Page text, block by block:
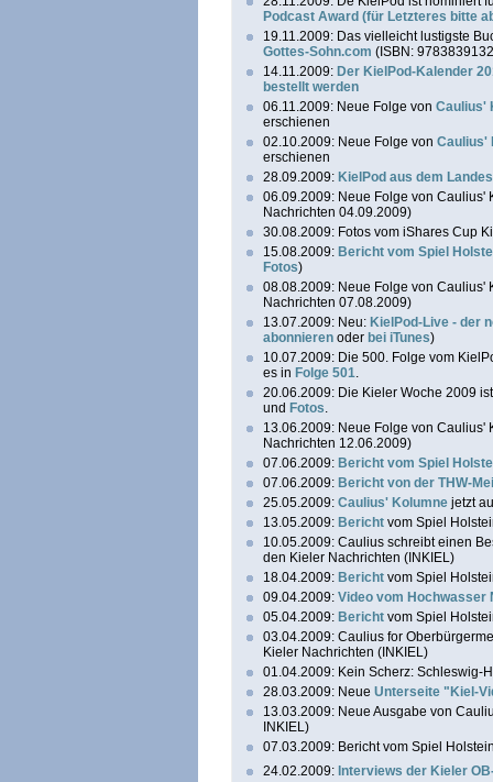
Podcast Award (für Letzteres bitte
19.11.2009: Das vielleicht lustigste
Gottes-Sohn.com (ISBN:
14.11.2009: Der KielPod-Kalender
bestellt werden
06.11.2009: Neue Folge von Caulius'
erschienen
02.10.2009: Neue Folge von Caulius'
erschienen
28.09.2009: KielPod aus dem
06.09.2009: Neue Folge von Caulius'
Nachrichten 04.09.2009)
30.08.2009: Fotos vom iShares Cup
15.08.2009: Bericht vom Spiel
Fotos)
08.08.2009: Neue Folge von Caulius'
Nachrichten 07.08.2009)
13.07.2009: Neu: KielPod-Live - der
abonnieren oder bei iTunes)
10.07.2009: Die 500. Folge vom
es in Folge 501.
20.06.2009: Die Kieler Woche 2009
und Fotos.
13.06.2009: Neue Folge von Caulius'
Nachrichten 12.06.2009)
07.06.2009: Bericht vom Spiel
07.06.2009: Bericht von der THW-
25.05.2009: Caulius' Kolumne jetzt
13.05.2009: Bericht vom Spiel
10.05.2009: Caulius schreibt einen
den Kieler Nachrichten (INKIEL)
18.04.2009: Bericht vom Spiel
09.04.2009: Video vom Hochwasser
05.04.2009: Bericht vom Spiel
03.04.2009: Caulius for
Kieler Nachrichten (INKIEL)
01.04.2009: Kein Scherz: Schleswig-
28.03.2009: Neue Unterseite "Kiel-
13.03.2009: Neue Ausgabe von
INKIEL)
07.03.2009: Bericht vom Spiel
24.02.2009: Interviews der Kieler